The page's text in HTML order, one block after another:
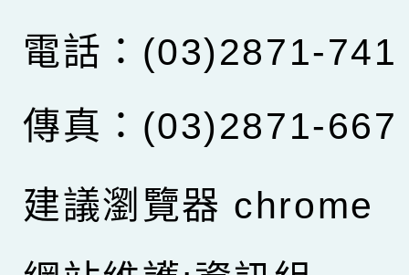
電話：(03)2871-741
傳真：(03)2871-667
建議瀏覽器 chrome